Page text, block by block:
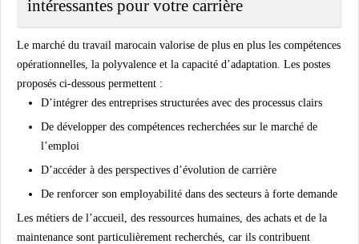
intéressantes pour votre carrière
Le marché du travail marocain valorise de plus en plus les compétences
opérationnelles, la polyvalence et la capacité d’adaptation. Les postes
proposés ci-dessous permettent :
D’intégrer des entreprises structurées avec des processus clairs
De développer des compétences recherchées sur le marché de
l’emploi
D’accéder à des perspectives d’évolution de carrière
De renforcer son employabilité dans des secteurs à forte demande
Les métiers de l’accueil, des ressources humaines, des achats et de la
maintenance sont particulièrement recherchés, car ils contribuent